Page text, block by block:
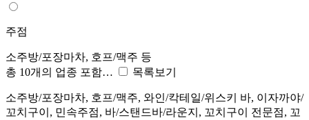
주점
소주방/포장마차, 호프/맥주 등
총 10개의 업종 포함…
목록보기
소주방/포장마차, 호프/맥주, 와인/칵테일/위스키 바, 이자까야/
꼬치구이, 민속주점, 바/스탠드바/라운지, 꼬치구이 전문점, 꼬